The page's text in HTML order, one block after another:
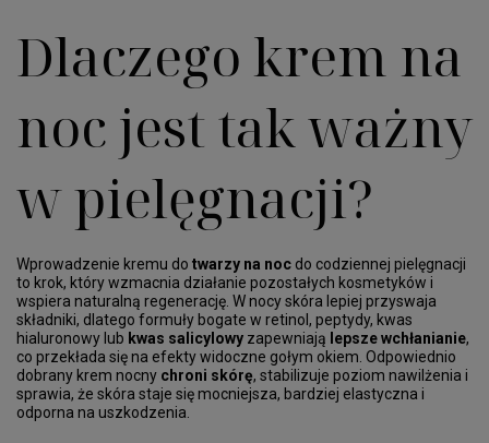
Dlaczego krem na
noc jest tak ważny
w pielęgnacji?
Wprowadzenie kremu do twarzy na noc do codziennej pielęgnacji
to krok, który wzmacnia działanie pozostałych kosmetyków i
wspiera naturalną regenerację. W nocy skóra lepiej przyswaja
składniki, dlatego formuły bogate w retinol, peptydy, kwas
hialuronowy lub kwas salicylowy zapewniają lepsze wchłanianie,
co przekłada się na efekty widoczne gołym okiem. Odpowiednio
dobrany krem nocny chroni skórę, stabilizuje poziom nawilżenia i
sprawia, że skóra staje się mocniejsza, bardziej elastyczna i
odporna na uszkodzenia.